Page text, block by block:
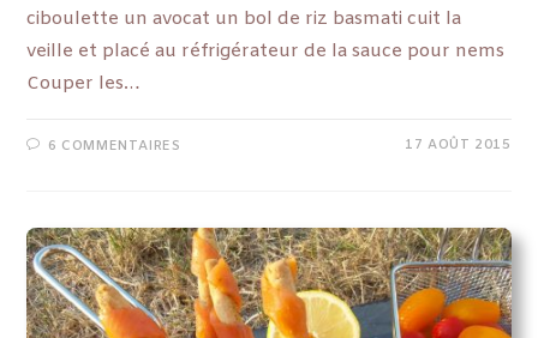
ciboulette un avocat un bol de riz basmati cuit la
veille et placé au réfrigérateur de la sauce pour nems
Couper les…
6 COMMENTAIRES 17 AOÛT 2015